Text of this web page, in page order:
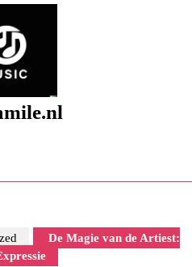
De Magie van de Artiest: